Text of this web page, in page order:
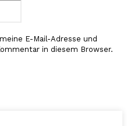
E-Mail-Adresse und
in diesem Browser.